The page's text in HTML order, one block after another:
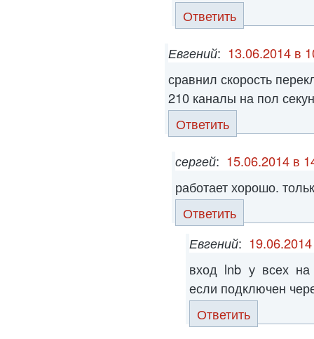
Ответить
Евгений: 13.06.2014 в
сравнил скорость
210 каналы на пол
Ответить
сергей: 15.06.2014 в
работает хорошо.
Ответить
Евгений:
вход lnb у всех на
если подключен
Ответить